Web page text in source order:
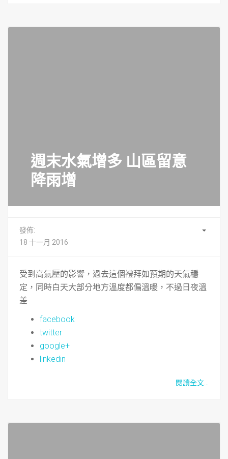
週末水氣增多 山區留意
降雨增
發佈:
18 十一月 2016
受到高氣壓的影響，過去這個禮拜如預期的天氣穩
定，同時白天大部分地方溫度都偏溫暖，不過日夜溫
差
facebook
twitter
google+
linkedin
閱讀全文...